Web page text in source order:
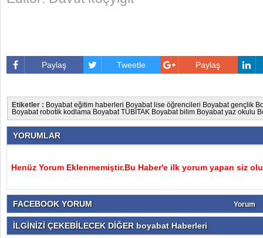
Paylaş Tweetle Paylaş
Etiketler : Boyabat eğitim haberleri Boyabat lise öğrencileri Boyabat gençlik
Boyabat robotik kodlama Boyabat TÜBİTAK Boyabat bilim Boyabat yaz okulu
YORUMLAR
Henüz Yorum Eklenmemiştir.Bu Haber'e ilk yorum yapan siz
FACEBOOK YORUM Yorum
İLGİNİZİ ÇEKEBİLECEK DİĞER boyabat Haberleri